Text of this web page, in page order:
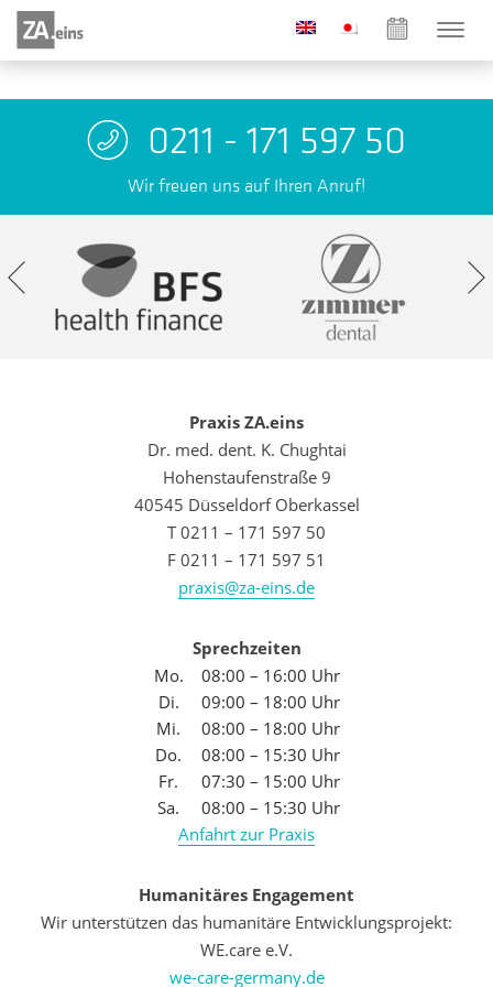
0211 - 171 597 50
Wir freuen uns auf Ihren Anruf!
Praxis ZA.eins
Dr. med. dent. K. Chughtai
Hohenstaufenstraße 9
40545 Düsseldorf Oberkassel
T 0211 – 171 597 50
F 0211 – 171 597 51
praxis@za-eins.de
Sprechzeiten
Mo.
08:00 – 16:00 Uhr
Di.
09:00 – 18:00 Uhr
Mi.
08:00 – 18:00 Uhr
Do.
08:00 – 15:30 Uhr
Fr.
07:30 – 15:00 Uhr
Sa.
08:00 – 15:30 Uhr
Anfahrt zur Praxis
Humanitäres Engagement
Wir unterstützen das humanitäre Entwicklungsprojekt:
WE.care e.V.
we-care-germany.de